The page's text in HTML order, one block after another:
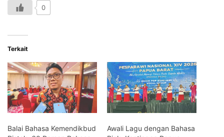
0
Terkait
Balai Bahasa Kemendikbud
Awali Lagu dengan Bahasa